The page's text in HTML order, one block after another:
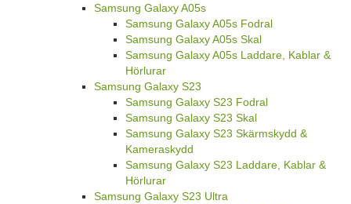
Samsung Galaxy A05s
Samsung Galaxy A05s Fodral
Samsung Galaxy A05s Skal
Samsung Galaxy A05s Laddare, Kablar &
Hörlurar
Samsung Galaxy S23
Samsung Galaxy S23 Fodral
Samsung Galaxy S23 Skal
Samsung Galaxy S23 Skärmskydd &
Kameraskydd
Samsung Galaxy S23 Laddare, Kablar &
Hörlurar
Samsung Galaxy S23 Ultra